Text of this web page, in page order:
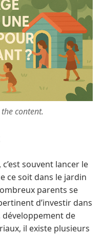
content.
souvent lancer le
ce soit dans le jardin
parents se
d’investir dans
développement de
il existe plusieurs